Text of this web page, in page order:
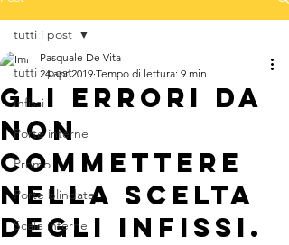
tutti i post
Infissi
Porte interne
Promo
Porte blindate
Scale interne
tutti i post
GLI ERRORI DA
NON
COMMETTERE
NELLA SCELTA
DEGLI INFISSI.
Pasquale De Vita
24 apr 2019 Tempo di lettura: 9 min